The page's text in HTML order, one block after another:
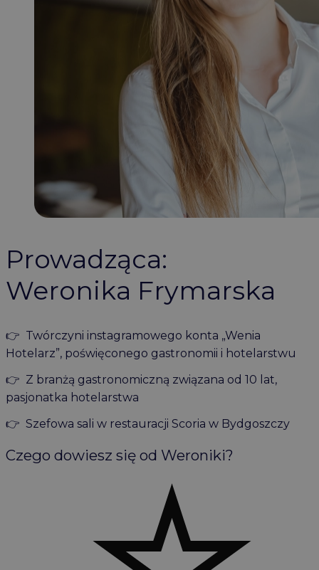
Prowadząca:
Weronika Frymarska
👉 Twórczyni instagramowego konta „Wenia
Hotelarz”, poświęconego gastronomii i hotelarstwu
👉 Z branżą gastronomiczną związana od 10 lat,
pasjonatka hotelarstwa
👉 Szefowa sali w restauracji Scoria w Bydgoszczy
Czego dowiesz się od Weroniki?